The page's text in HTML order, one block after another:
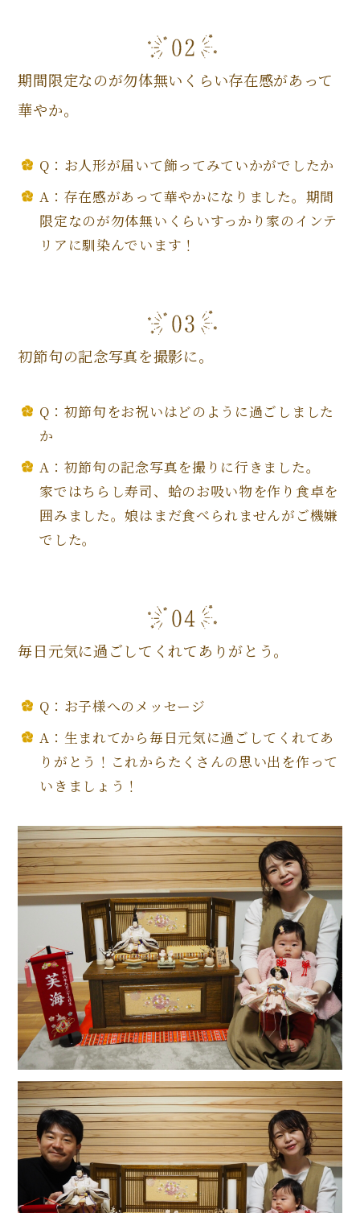
期間限定なのが勿体無いくらい存在感があって
華やか。
Q：お人形が届いて飾ってみていかがでしたか
A：存在感があって華やかになりました。期間
限定なのが勿体無いくらいすっかり家のインテ
リアに馴染んでいます！
初節句の記念写真を撮影に。
Q：初節句をお祝いはどのように過ごしました
か
A：初節句の記念写真を撮りに行きました。
家ではちらし寿司、蛤のお吸い物を作り食卓を
囲みました。娘はまだ食べられませんがご機嫌
でした。
毎日元気に過ごしてくれてありがとう。
Q：お子様へのメッセージ
A：生まれてから毎日元気に過ごしてくれてあ
りがとう！これからたくさんの思い出を作って
いきましょう！